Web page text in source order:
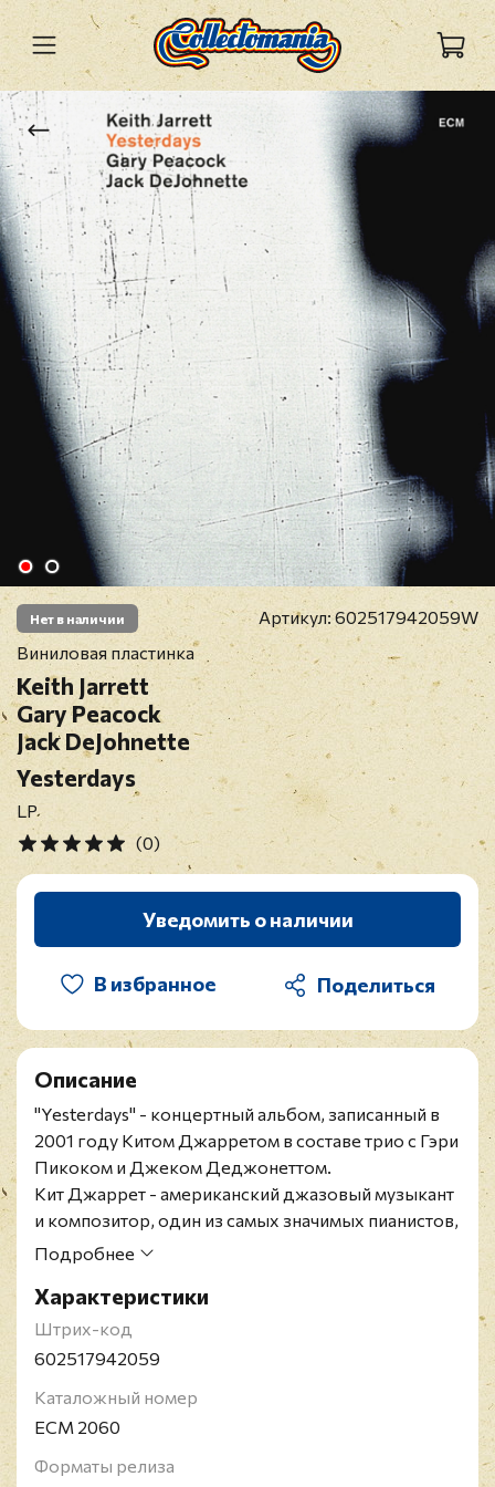
Нет в наличии Артикул: 602517942059W
Виниловая пластинка
Keith Jarrett
Gary Peacock
Jack DeJohnette
Yesterdays
LP
(0)
Уведомить о наличии
В избранное
Описание
"Yesterdays" - концертный альбом, записанный в
2001 году Китом Джарретом в составе трио с Гэри
Пикоком и Джеком Деджонеттом.
Кит Джаррет - американский джазовый музыкант
и композитор, один из самых значимых пианистов,
появившихся в начале 60-х годов.
благодаря своей знаменитой серии
импровизированных концертов, которые он
исполнял без подготовки. В результате этой серии
Concerts", "Koln Concert", "Paris Concert" и "Sun Bear
Concerts". Кит Джаррет также создал несколько
джазовых квартетов/квинтетов, так с 1973 по
Подробнее
Характеристики
Штрих-код
602517942059
Каталожный номер
ECM 2060
Форматы релиза